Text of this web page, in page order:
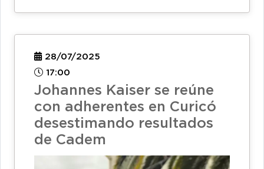
28/07/2025
17:00
Johannes Kaiser se reúne
con adherentes en Curicó
desestimando resultados
de Cadem